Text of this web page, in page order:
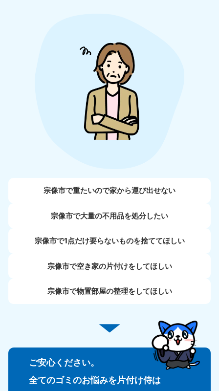
宗像市で重たいので家から運び出せない
宗像市で大量の不用品を処分したい
宗像市で1点だけ要らないものを捨ててほしい
宗像市で空き家の片付けをしてほしい
宗像市で物置部屋の整理をしてほしい
ご安心ください。
全てのゴミのお悩みを片付け侍は